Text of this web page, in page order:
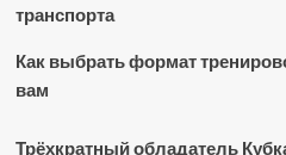
транспорта
Как выбрать формат
вам
Трёхкратный обладатель